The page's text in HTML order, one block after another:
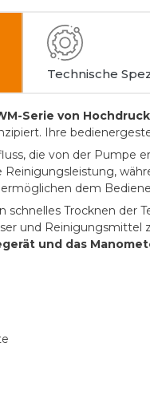
Technische
Serie von
Ihre
die von der
Reinigungsleistung,
ermöglichen dem
schnelles Trocknen der
und
und das